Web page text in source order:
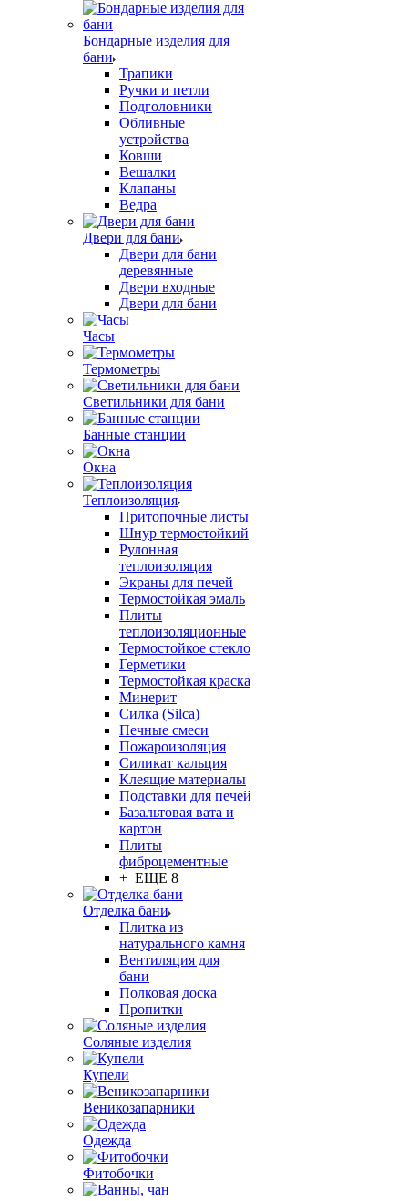
Бондарные изделия для
бани
Трапики
Ручки и петли
Подголовники
Обливные
устройства
Ковши
Вешалки
Клапаны
Ведра
Двери для бани
Двери для бани
деревянные
Двери входные
Двери для бани
Часы
Термометры
Светильники для бани
Банные станции
Окна
Теплоизоляция
Притопочные листы
Шнур термостойкий
Рулонная
теплоизоляция
Экраны для печей
Термостойкая эмаль
Плиты
теплоизоляционные
Термостойкое стекло
Герметики
Термостойкая краска
Минерит
Силка (Silca)
Печные смеси
Пожароизоляция
Силикат кальция
Клеящие материалы
Подставки для печей
Базальтовая вата и
картон
Плиты
фиброцементные
+ ЕЩЕ 8
Отделка бани
Плитка из
натурального камня
Вентиляция для
бани
Полковая доска
Пропитки
Соляные изделия
Купели
Веникозапарники
Одежда
Фитобочки